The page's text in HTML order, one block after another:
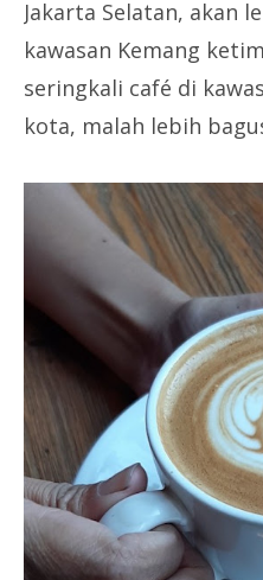
Jakarta Selatan, akan
kawasan Kemang
seringkali café di
kota, malah lebih